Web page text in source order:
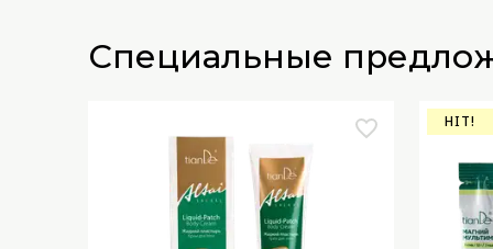
специальные
HIT!